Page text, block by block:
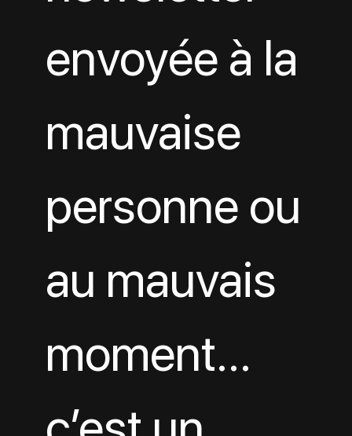
envoyée à la
mauvaise
personne ou
au mauvais
moment…